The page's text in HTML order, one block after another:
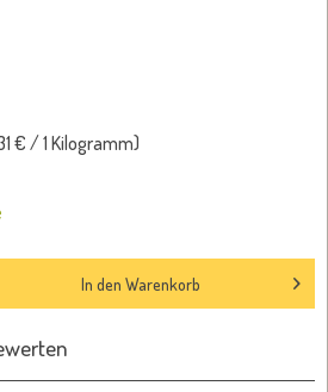
€/ 1 Kilogramm)
In den Warenkorb